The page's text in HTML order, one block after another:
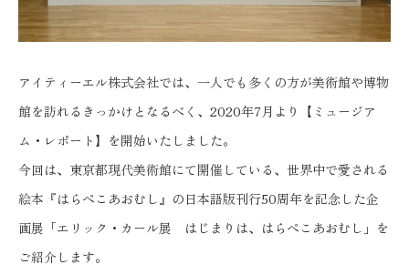
アイティーエル株式会社では、一人でも多くの方が美術館や博物
館を訪れるきっかけとなるべく、2020年7月より【ミュージア
ム・レポート】を開始いたしました。
今回は、東京都現代美術館にて開催している、世界中で愛される
絵本『はらぺこあおむし』の日本語版刊行50周年を記念した企
画展「エリック・カール展 はじまりは、はらぺこあおむし」を
ご紹介します。